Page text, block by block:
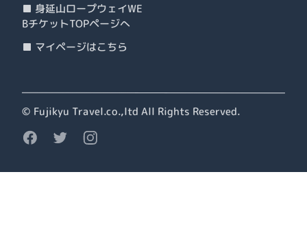
■ 身延山ロープウェイWE
BチケットTOPページへ
■ マイページはこちら
© Fujikyu Travel.co.,ltd All Rights Reserved.